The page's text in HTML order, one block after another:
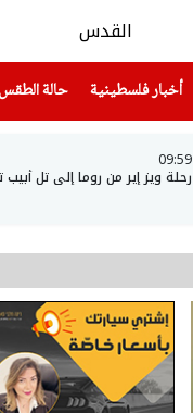
أخبار فلسطينية(current) حالة الطقس
09:59
رحلة ويز إير من روما إلى تل